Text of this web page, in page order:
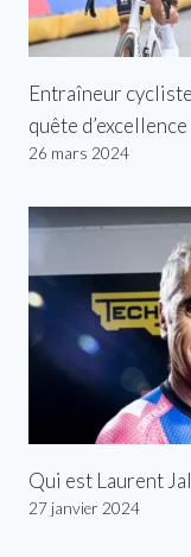
Entraîneur
quête d’excellence
26 mars 2024
Qui est Laurent
27 janvier 2024